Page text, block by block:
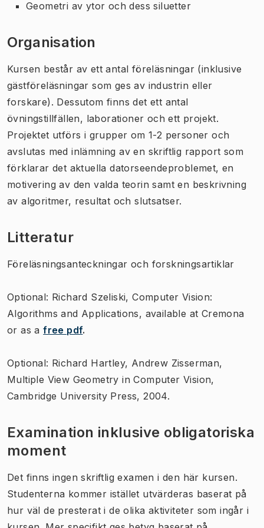
Geometri av ytor och dess siluetter
Organisation
Kursen består av ett antal föreläsningar (inklusive
gästföreläsningar som ges av industrin eller
forskare). Dessutom finns det ett antal
övningstillfällen, laborationer och ett projekt.
Projektet utförs i grupper om 1-2 personer och
avslutas med inlämning av en skriftlig rapport som
förklarar det aktuella datorseendeproblemet, en
motivering av den valda teorin samt en beskrivning
av algoritmer, resultat och slutsatser.
Litteratur
Föreläsningsanteckningar och forskningsartiklar
Optional: Richard Szeliski, Computer Vision:
Algorithms and Applications, available at Cremona
or as afree pdf.
Optional: Richard Hartley, Andrew Zisserman,
Multiple View Geometry in Computer Vision,
Cambridge University Press, 2004.
Examination inklusive obligatoriska
moment
Det finns ingen skriftlig examen i den här kursen.
Studenterna kommer istället utvärderas baserat på
hur väl de presterat i de olika aktiviteter som ingår i